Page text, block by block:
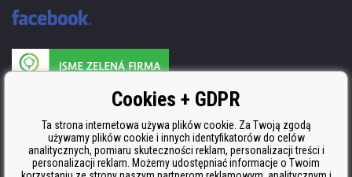
Producent wkładów posiada certyfikat
ISO 9001, ISO 14001 i STMC.Cookies + GDPR
Ta strona internetowa używa plików cookie. Za Twoją zgodą
używamy plików cookie i innych identyfikatorów do celów
analitycznych, pomiaru skuteczności reklam, personalizacji treści i
personalizacji reklam. Możemy udostępniać informacje o Twoim